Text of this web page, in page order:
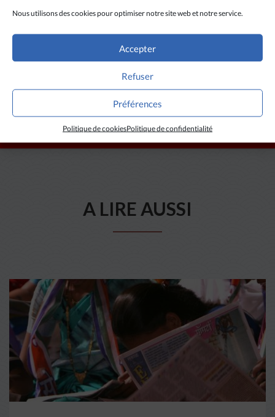
Nous utilisons des cookies pour optimiser notre site web et notre service.
Accepter
Refuser
Préférences
Politique de cookiesPolitique de confidentialité
A LIRE AUSSI